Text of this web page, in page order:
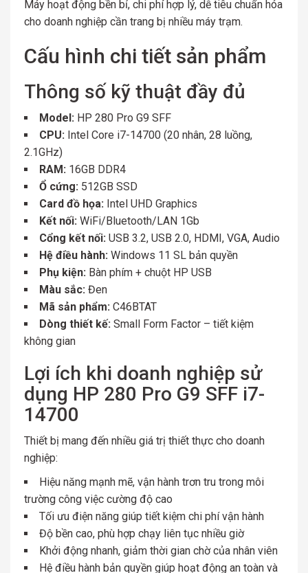
Máy hoạt động bền bỉ, chi phí hợp lý, dễ tiêu chuẩn hóa
cho doanh nghiệp cần trang bị nhiều máy trạm.
Cấu hình chi tiết sản phẩm
Thông số kỹ thuật đầy đủ
Model: HP 280 Pro G9 SFF
CPU: Intel Core i7-14700 (20 nhân, 28 luồng,
2.1GHz)
RAM: 16GB DDR4
Ổ cứng: 512GB SSD
Card đồ họa: Intel UHD Graphics
Kết nối: WiFi/Bluetooth/LAN 1Gb
Cổng kết nối: USB 3.2, USB 2.0, HDMI, VGA, Audio
Hệ điều hành: Windows 11 SL bản quyền
Phụ kiện: Bàn phím + chuột HP USB
Màu sắc: Đen
Mã sản phẩm: C46BTAT
Dòng thiết kế: Small Form Factor – tiết kiệm
không gian
Lợi ích khi doanh nghiệp sử
dụng HP 280 Pro G9 SFF i7-
14700
Thiết bị mang đến nhiều giá trị thiết thực cho doanh
nghiệp:
Hiệu năng mạnh mẽ, vận hành trơn tru trong môi
trường công việc cường độ cao
Tối ưu điện năng giúp tiết kiệm chi phí vận hành
Độ bền cao, phù hợp chạy liên tục nhiều giờ
Khởi động nhanh, giảm thời gian chờ của nhân viên
Hệ điều hành bản quyền giúp hoạt động an toàn và